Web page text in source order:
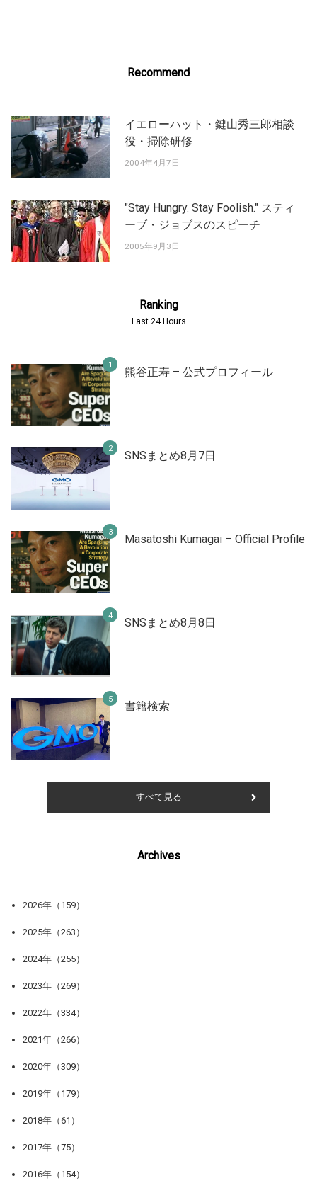
Recommend
イエローハット・鍵山秀三郎相談
役・掃除研修
2004年4月7日
"Stay Hungry. Stay Foolish." スティ
ーブ・ジョブスのスピーチ
2005年9月3日
Ranking
Last 24 Hours
熊谷正寿 – 公式プロフィール
SNSまとめ8月7日
Masatoshi Kumagai – Official Profile
SNSまとめ8月8日
書籍検索
すべて見る
Archives
2026年（159）
2025年（263）
2024年（255）
2023年（269）
2022年（334）
2021年（266）
2020年（309）
2019年（179）
2018年（61）
2017年（75）
2016年（154）